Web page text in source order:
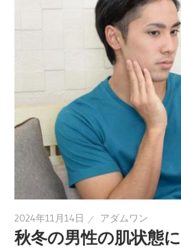
2024年11月14日 アダムワン
秋冬の男性の肌状態